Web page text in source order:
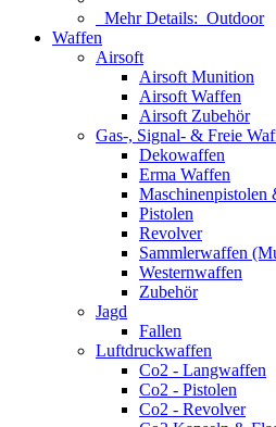
Mehr Details: Outdoor
Waffen
Airsoft
Airsoft Munition
Airsoft Waffen
Airsoft Zubehör
Gas-, Signal- & Freie
Dekowaffen
Erma Waffen
Maschinenpistolen
Pistolen
Revolver
Sammlerwaffen
Westernwaffen
Zubehör
Jagd
Fallen
Luftdruckwaffen
Co2 - Langwaffen
Co2 - Pistolen
Co2 - Revolver